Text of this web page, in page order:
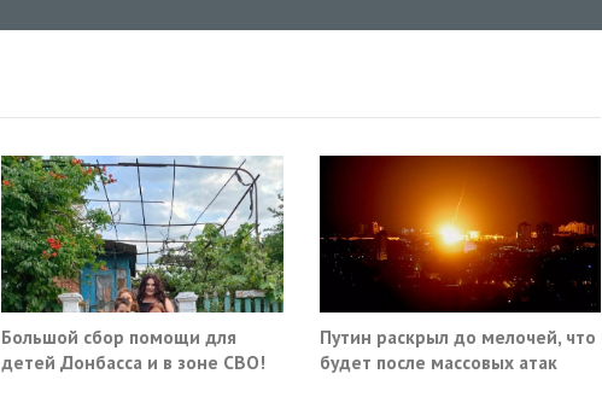
Большой сбор помощи для
детей Донбасса и в зоне СВО!
Путин раскрыл до мелочей, что
будет после массовых атак